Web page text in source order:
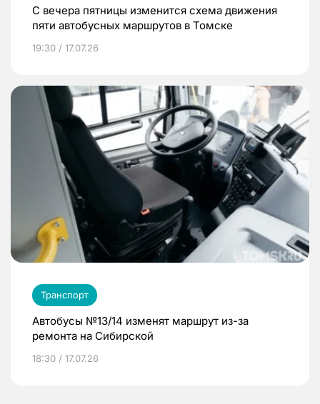
С вечера пятницы изменится схема движения
пяти автобусных маршрутов в Томске
19:30 / 17.07.26
Транспорт
Автобусы №13/14 изменят маршрут из-за
ремонта на Сибирской
18:30 / 17.07.26